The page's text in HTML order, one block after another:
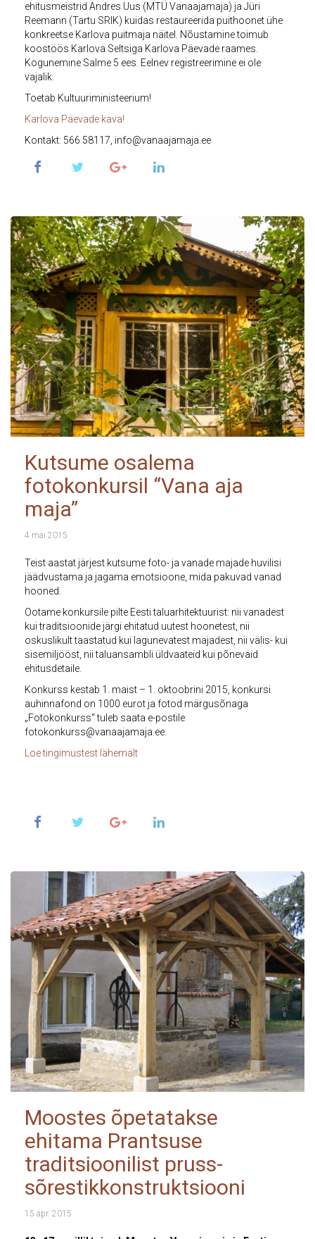
ehitusmeistrid Andres Uus (MTÜ Vanaajamaja) ja Jüri
Reemann (Tartu SRIK) kuidas restaureerida puithoonet ühe
konkreetse Karlova puitmaja näitel. Nõustamine toimub
koostöös Karlova Seltsiga Karlova Päevade raames.
Kogunemine Salme 5 ees. Eelnev registreerimine ei ole
vajalik.
Toetab Kultuuriministeerium!
Karlova Päevade kava!
Kontakt: 566 58117, info@vanaajamaja.ee
Kutsume osalema
fotokonkursil “Vana aja
maja”
4 mai 2015
Teist aastat järjest kutsume foto- ja vanade majade huvilisi
jäädvustama ja jagama emotsioone, mida pakuvad vanad
hooned.
Ootame konkursile pilte Eesti taluarhitektuurist: nii vanadest
kui traditsioonide järgi ehitatud uutest hoonetest, nii
oskuslikult taastatud kui lagunevatest majadest, nii välis- kui
sisemiljööst, nii taluansambli üldvaateid kui põnevaid
ehitusdetaile.
Konkurss kestab 1. maist – 1. oktoobrini 2015, konkursi
auhinnafond on 1000 eurot ja fotod märgusõnaga
„Fotokonkurss“ tuleb saata e-postile
fotokonkurss@vanaajamaja.ee.
Loe tingimustest lähemalt
Moostes õpetatakse
ehitama Prantsuse
traditsioonilist pruss-
sõrestikkonstruktsiooni
15 apr. 2015